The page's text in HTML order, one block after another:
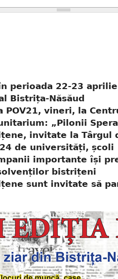
perioada 22-23
Bistrița-Năsăud
POV21, vineri, la
„Pilonii
invitate la Târgul
de universități, școli
importante își
bistrițeni
sunt invitate să